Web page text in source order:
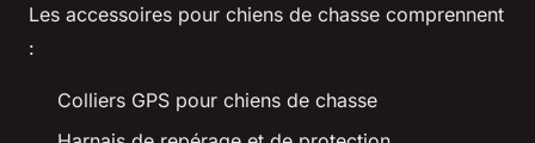
Les accessoires pour chiens de chasse comprennent
:
Colliers GPS pour chiens de chasse